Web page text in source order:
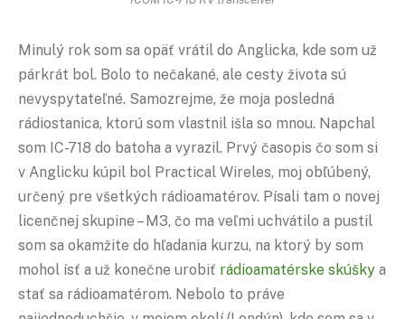
Minulý rok som sa opäť vrátil do Anglicka, kde som už
párkrát bol. Bolo to nečakané, ale cesty života sú
nevyspytateľné. Samozrejme, že moja posledná
rádiostanica, ktorú som vlastnil išla so mnou. Napchal
som IC-718 do batoha a vyrazil. Prvý časopis čo som si
v Anglicku kúpil bol Practical Wireles, moj obľúbený,
určený pre všetkých rádioamatérov. Písali tam o novej
licenčnej skupine – M3, čo ma veľmi uchvátilo a pustil
som sa okamžite do hľadania kurzu, na ktorý by som
mohol ísť a už konečne urobiť rádioamatérske skúšky a
stať sa rádioamatérom. Nebolo to práve